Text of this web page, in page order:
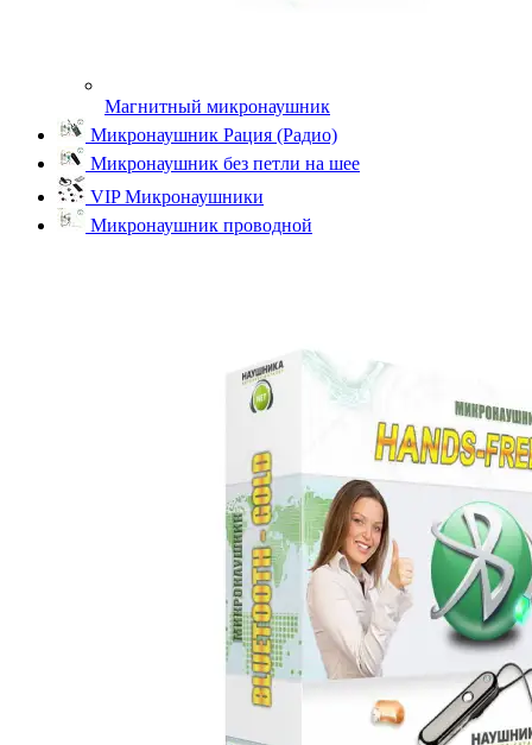
Магнитный микронаушник
Микронаушник Рация (Радио)
Микронаушник без петли на шее
VIP Микронаушники
Микронаушник проводной